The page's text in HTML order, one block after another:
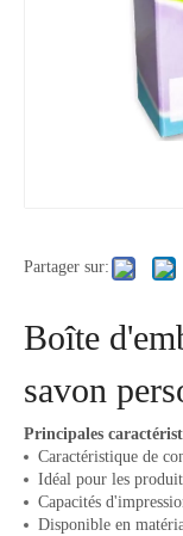
Partager sur:
Boîte
savon
Principales
Caractéristique de
Idéal pour les
Capacités
Disponible en